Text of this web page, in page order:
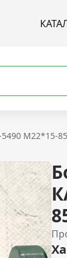
M22*15-85